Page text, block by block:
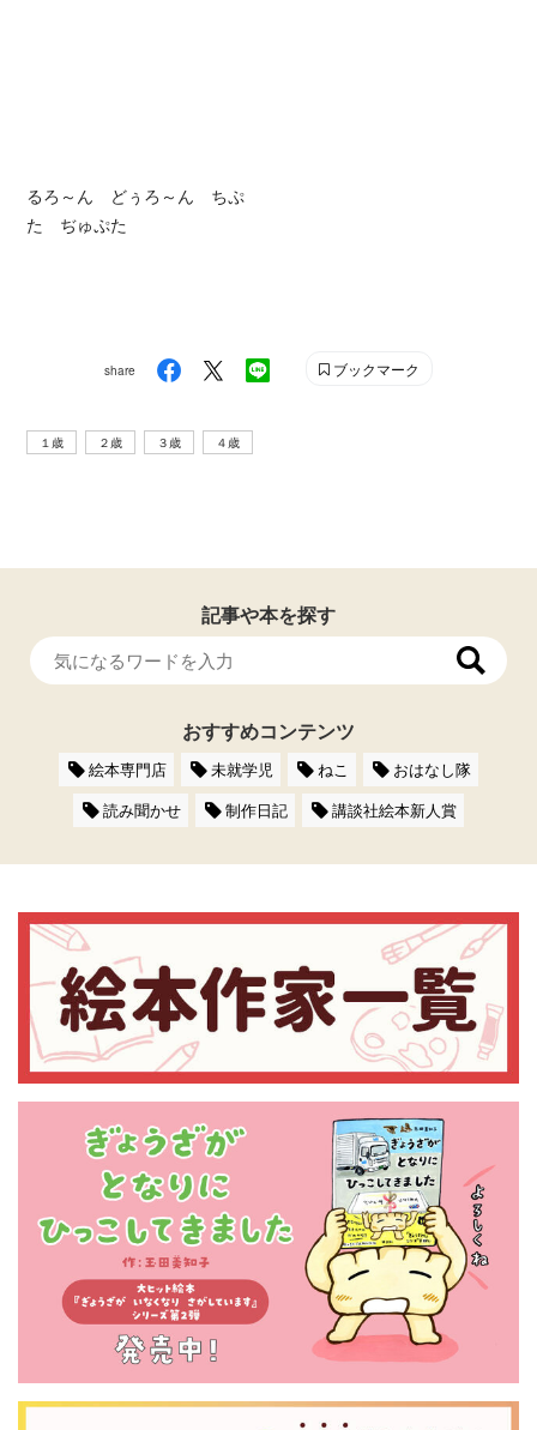
るろ～ん どぅろ～ん ちぷ
た ぢゅぷた
share ブックマーク
１歳 ２歳 ３歳 ４歳
記事や本を探す
おすすめコンテンツ
絵本専門店 未就学児 ねこ
おはなし隊
読み聞かせ
制作日記 講談社絵本新人賞